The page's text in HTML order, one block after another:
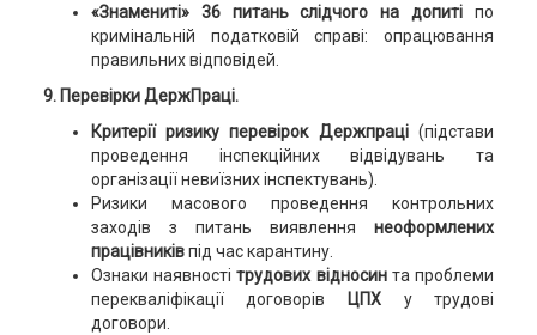
«Знамениті» 36 питань слідчого на допиті по
кримінальній податковій справі: опрацювання
правильних відповідей.
9. Перевірки ДержПраці.
Критерії ризику перевірок Держпраці(підстави
проведення інспекційних відвідувань та
організації невиїзних інспектувань).
Ризики масового проведення контрольних
заходів з питань виявленнянеоформлених
працівниківпід час карантину.
Ознаки наявностітрудових відносинта проблеми
перекваліфікації договорів
ЦПХу трудові
договори.